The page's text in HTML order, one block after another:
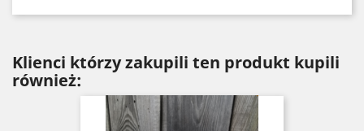
Klienci którzy zakupili ten produkt kupili
również: